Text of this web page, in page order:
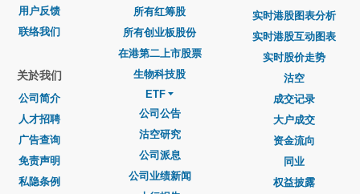
用户反馈
联络我们
关於我们
公司简介
人才招聘
广告查询
免责声明
私隐条例
所有红筹股
所有创业板股份
在港第二上市股票
生物科技股
ETF
公司公告
沽空研究
公司派息
公司业绩新闻
实时港股图表分析
实时港股互动图表
实时股价走势
沽空
成交记录
大户成交
资金流向
同业
权益披露